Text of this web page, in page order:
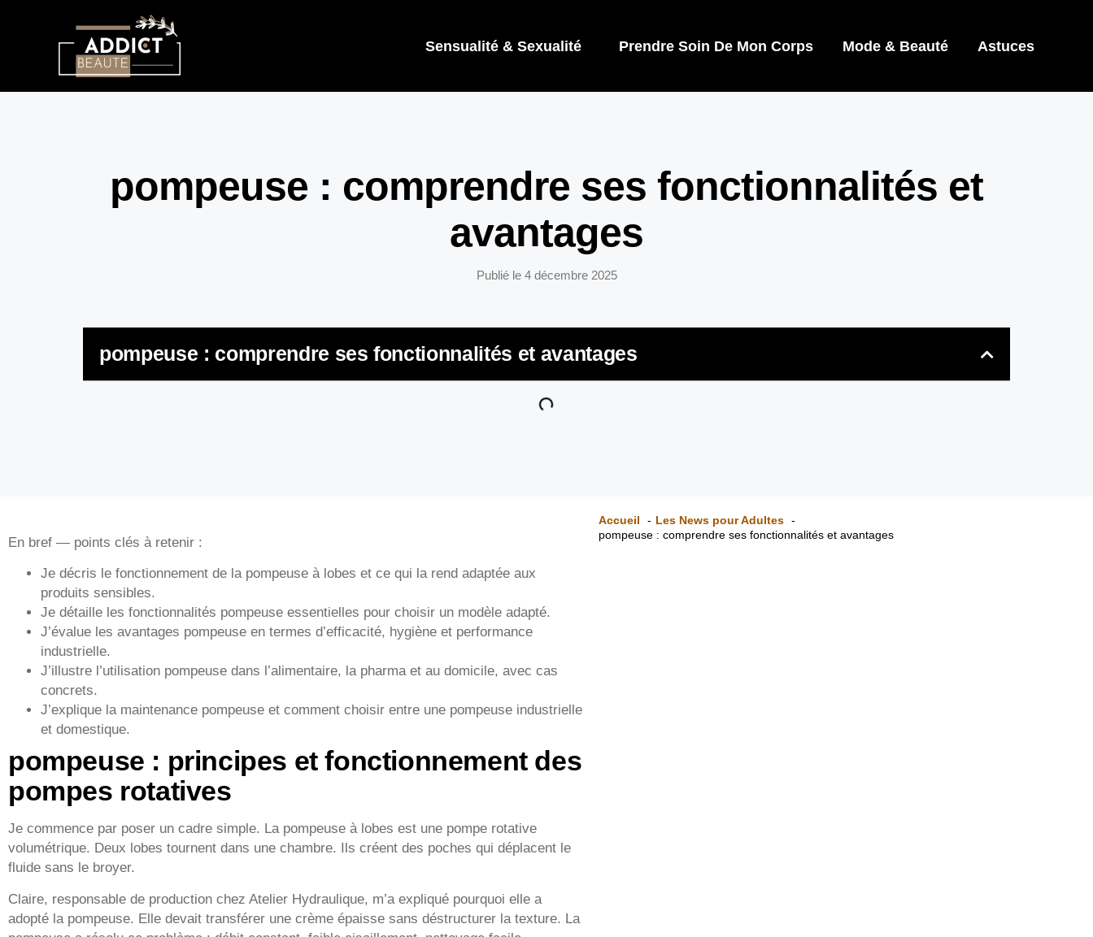
Sensualité & Sexualité Prendre Soin De Mon Corps Mode & Beauté Astuces
pompeuse : comprendre ses fonctionnalités et
avantages
Publié le 4 décembre 2025
pompeuse : comprendre ses fonctionnalités et avantages
En bref — points clés à retenir :
Je décris le fonctionnement de la pompeuse à lobes et ce qui la rend adaptée aux
produits sensibles.
Je détaille les fonctionnalités pompeuse essentielles pour choisir un modèle adapté.
J’évalue les avantages pompeuse en termes d’efficacité, hygiène et performance
industrielle.
J’illustre l’utilisation pompeuse dans l’alimentaire, la pharma et au domicile, avec cas
concrets.
J’explique la maintenance pompeuse et comment choisir entre une pompeuse industrielle
et domestique.
pompeuse : principes et fonctionnement des
pompes rotatives
Je commence par poser un cadre simple. La pompeuse à lobes est une pompe rotative
volumétrique. Deux lobes tournent dans une chambre. Ils créent des poches qui déplacent le
fluide sans le broyer.
Claire, responsable de production chez Atelier Hydraulique, m’a expliqué pourquoi elle a
adopté la pompeuse. Elle devait transférer une crème épaisse sans déstructurer la texture. La
Accueil
Les News pour Adultes
pompeuse : comprendre ses fonctionnalités et avantages